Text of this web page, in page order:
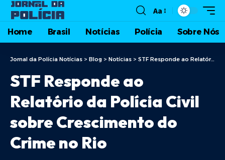
Aa
Home Brasil Notícias Polícia Sobre Nós
Jornal da Polícia Notícias > Blog > Notícias > STF Responde ao Relatório da Polícia Civil sobre Crescimento do Crime no Rio
STF Responde ao
Relatório da Polícia Civil
sobre Crescimento do
Crime no Rio